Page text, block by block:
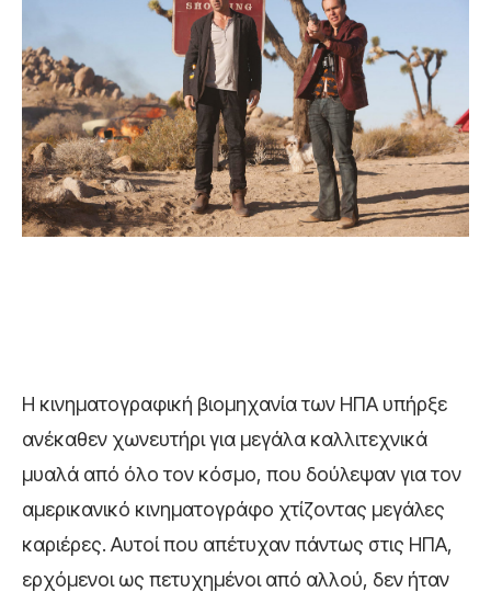
Η κινηματογραφική βιομηχανία των ΗΠΑ υπήρξε
ανέκαθεν χωνευτήρι για μεγάλα καλλιτεχνικά
μυαλά από όλο τον κόσμο, που δούλεψαν για τον
αμερικανικό κινηματογράφο χτίζοντας μεγάλες
καριέρες. Αυτοί που απέτυχαν πάντως στις ΗΠΑ,
ερχόμενοι ως πετυχημένοι από αλλού, δεν ήταν